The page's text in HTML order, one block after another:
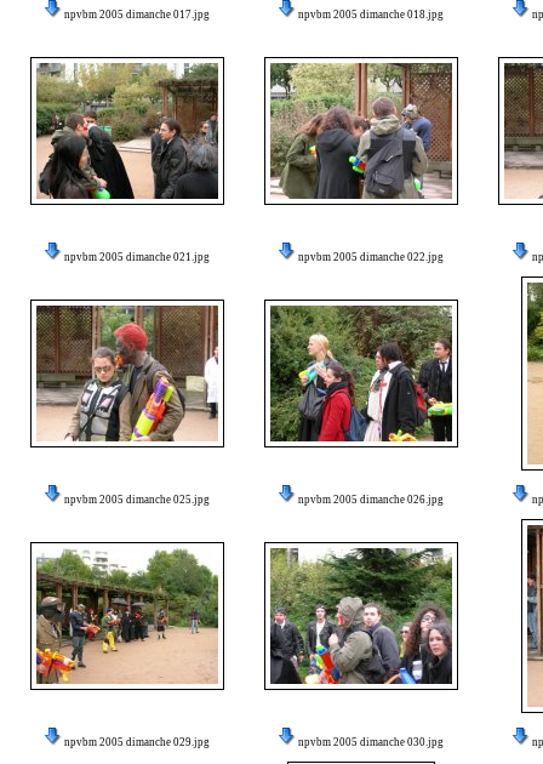
npvbm 2005 dimanche 017.jpg npvbm 2005 dimanche 018.jpg
npvbm 2005 dimanche 021.jpg npvbm 2005 dimanche 022.jpg
npvbm 2005 dimanche 025.jpg npvbm 2005 dimanche 026.jpg
npvbm 2005 dimanche 029.jpg npvbm 2005 dimanche 030.jpg